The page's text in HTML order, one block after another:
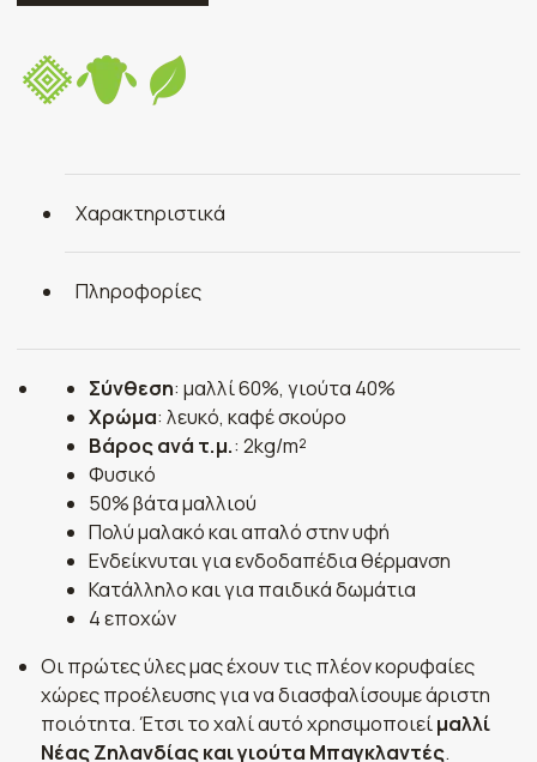
Χαρακτηριστικά
Πληροφορίες
Σύνθεση: μαλλί 60%, γιούτα 40%
Χρώμα: λευκό, καφέ σκούρο
Βάρος ανά τ.μ.: 2kg/m²
Φυσικό
50% βάτα μαλλιού
Πολύ μαλακό και απαλό στην υφή
Ενδείκνυται για ενδοδαπέδια θέρμανση
Κατάλληλο και για παιδικά δωμάτια
4 εποχών
Οι πρώτες ύλες μας έχουν τις πλέον κορυφαίες
χώρες προέλευσης για να διασφαλίσουμε άριστη
ποιότητα. Έτσι το χαλί αυτό χρησιμοποιείμαλλί
Νέας Ζηλανδίας και γιούτα Μπαγκλαντές.